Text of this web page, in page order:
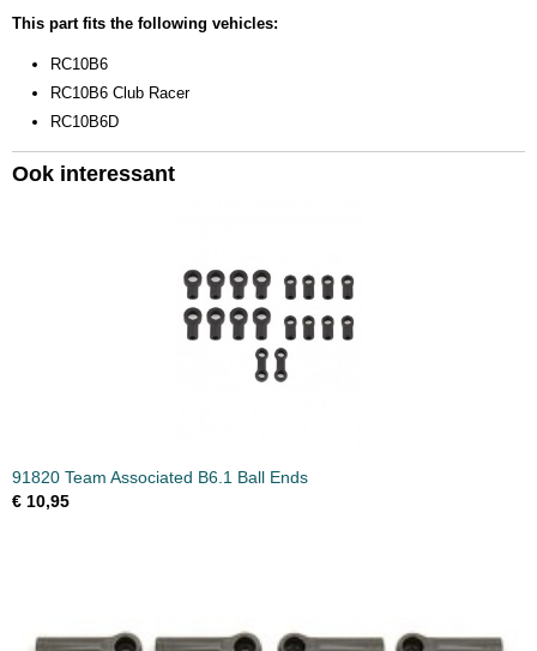
91712
0,10 Kg
This part fits the following vehicles:
RC10B6
RC10B6 Club Racer
RC10B6D
Ook interessant
91820 Team Associated B6.1 Ball Ends
€ 10,95